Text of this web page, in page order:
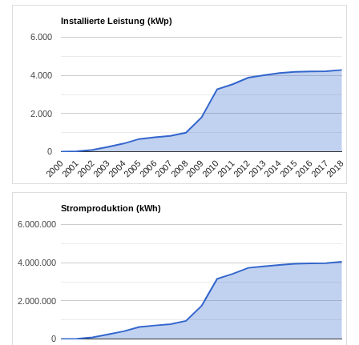
Installierte Leistung (kWp)
2000200120022003200420052006200720082009201020112012201320142015201620172018
0
2.000
4.000
6.000
Stromproduktion (kWh)
0
2.000.000
4.000.000
6.000.000